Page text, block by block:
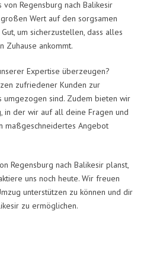
Regensburg nach Balikesir
Wert auf den sorgsamen
um sicherzustellen, dass alles
Zuhause ankommt.
Expertise überzeugen?
zufriedener Kunden zur
umgezogen sind. Zudem bieten wir
in der wir auf all deine Fragen und
maßgeschneidertes Angebot
Regensburg nach Balikesir planst,
uns noch heute. Wir freuen
unterstützen zu können und dir
zu ermöglichen.